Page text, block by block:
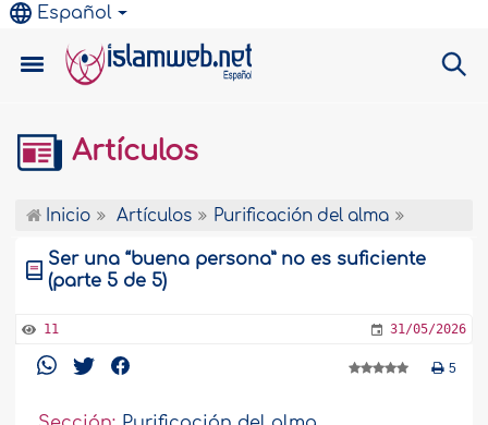
Español
Artículos
Inicio Artículos Purificación del alma
Ser una “buena persona” no es suficiente
(parte 5 de 5)
11 31/05/2026
5